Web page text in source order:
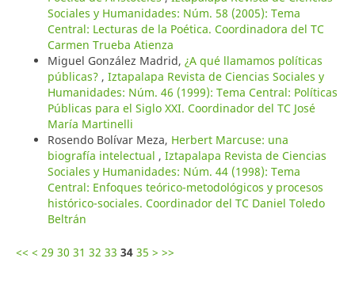
Sociales y Humanidades: Núm. 58 (2005): Tema
Central: Lecturas de la Poética. Coordinadora del TC
Carmen Trueba Atienza
Miguel González Madrid, ¿A qué llamamos políticas
públicas? , Iztapalapa Revista de Ciencias Sociales y
Humanidades: Núm. 46 (1999): Tema Central: Políticas
Públicas para el Siglo XXI. Coordinador del TC José
María Martinelli
Rosendo Bolívar Meza, Herbert Marcuse: una
biografía intelectual , Iztapalapa Revista de Ciencias
Sociales y Humanidades: Núm. 44 (1998): Tema
Central: Enfoques teórico-metodológicos y procesos
histórico-sociales. Coordinador del TC Daniel Toledo
Beltrán
<< < 29 30 31 32 33 34 35 > >>